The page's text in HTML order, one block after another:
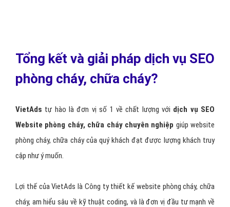
Tổng kết và giải pháp dịch vụ SEO
phòng cháy, chữa cháy?
VietAds tự hào là đơn vị số 1 về chất lượng với dịch vụ SEO
Website phòng cháy, chữa cháy chuyên nghiệp giúp website
phòng cháy, chữa cháy của quý khách đạt được lượng khách truy
cập như ý muốn.
Lợi thế của VietAds là Công ty thiết kế website phòng cháy, chữa
cháy, am hiểu sâu về kỹ thuật coding, và là đơn vị đầu tư mạnh về